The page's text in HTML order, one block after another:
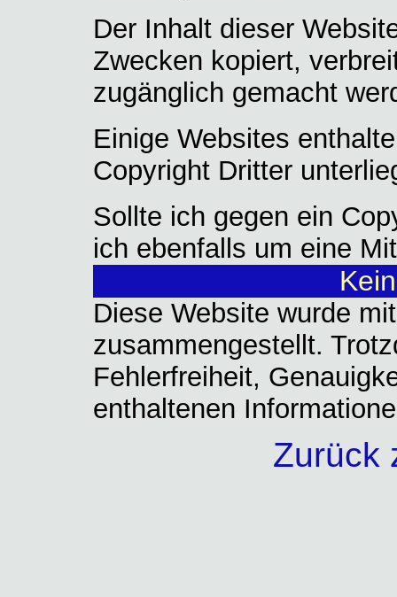
Der Inhalt dieser
Zwecken kopiert,
zugänglich gemacht
Einige Websites
Copyright Dritter
Sollte ich gegen ein
ich ebenfalls um eine
Diese Website wurde
zusammengestellt.
Fehlerfreiheit,
enthaltenen
Zurück